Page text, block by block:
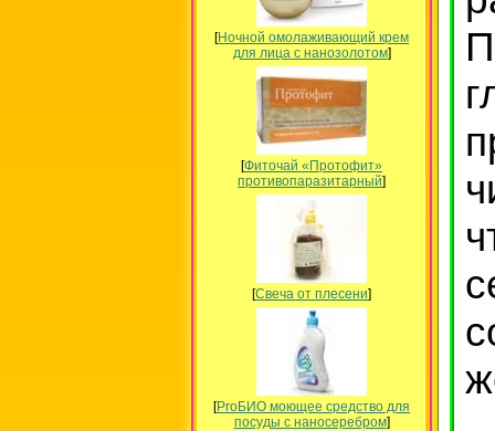
[Ночной омолаживающий крем
для лица с нанозолотом]
[Фиточай «Протофит»
противопаразитарный]
[Свеча от плесени]
[ProБИО моющее средство для
посуды c наносеребром]